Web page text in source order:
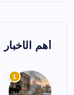
أهم الأخبار
1